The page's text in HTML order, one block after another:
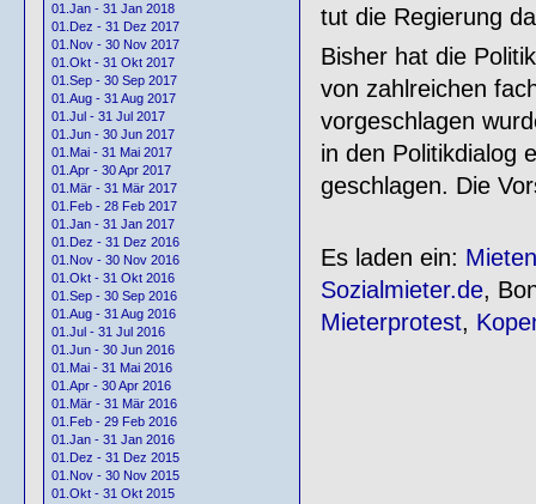
01.Jan - 31 Jan 2018
01.Dez - 31 Dez 2017
01.Nov - 30 Nov 2017
01.Okt - 31 Okt 2017
01.Sep - 30 Sep 2017
01.Aug - 31 Aug 2017
01.Jul - 31 Jul 2017
01.Jun - 30 Jun 2017
01.Mai - 31 Mai 2017
01.Apr - 30 Apr 2017
01.Mär - 31 Mär 2017
01.Feb - 28 Feb 2017
01.Jan - 31 Jan 2017
01.Dez - 31 Dez 2016
01.Nov - 30 Nov 2016
01.Okt - 31 Okt 2016
01.Sep - 30 Sep 2016
01.Aug - 31 Aug 2016
01.Jul - 31 Jul 2016
01.Jun - 30 Jun 2016
01.Mai - 31 Mai 2016
01.Apr - 30 Apr 2016
01.Mär - 31 Mär 2016
01.Feb - 29 Feb 2016
01.Jan - 31 Jan 2016
01.Dez - 31 Dez 2015
01.Nov - 30 Nov 2015
01.Okt - 31 Okt 2015
tut die Regierung
Bisher hat die
von zahlreichen
vorgeschlagen
in den Politikdialog
geschlagen. Die
Es laden ein:
Sozialmieter.de,
Mieterprotest,